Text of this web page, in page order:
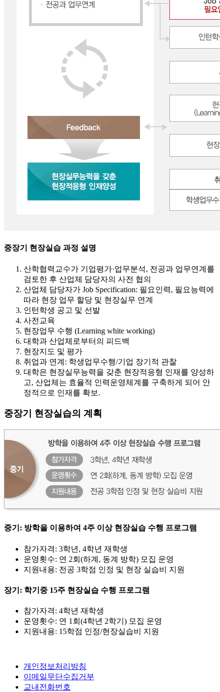
중장기 현장실습 과정 설명
산학협력교수가 기업평가·업무분석, 전공과 업무연계를
검토한 후 산업체 담당자의 사전 협의
산업체 담당자가 Job Specification: 필요인력, 필요능력에
따라 현장 업무 할당 및 현장실무 연계
인턴학생 공고 및 선발
사전교육
현장업무 수행 (Learning white working)
대학과 산업체로부터의 피드백
현장지도 및 평가
취업과 연계: 학생업무수행/기업 장기적 관찰
대학은 현장실무능력을 갖춘 현장적응형 인재를 양성하
고, 산업체는 효율적 인력운영체계를 구축하게 되어 안
정적으로 인재를 확보.
중장기 현장실습의 계획
중기: 방학을 이용하여 4주 이상 현장실습 수행 프로그램
참가자격: 3학년, 4학년 재학생
운영횟수: 연 2회(하계, 동계 방학) 모집 운영
지원내용: 전공 3학점 인정 및 현장 실습비 지원
장기: 학기중 15주 현장실습 수행 프로그램
참가자격: 4학년 재학생
운영횟수: 연 1회(4학년 2학기) 모집 운영
지원내용: 15학점 인정/현장실습비 지원
개인정보처리방침
이메일무단수집거부
교내전화번호